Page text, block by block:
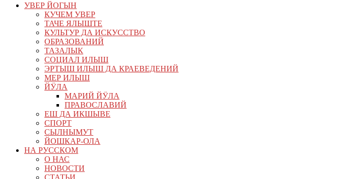
УВЕР ЙОГЫН
КУЧЕМ УВЕР
ТАЧЕ ЯЛЫШТЕ
КУЛЬТУР ДА ИСКУССТВО
ОБРАЗОВАНИЙ
ТАЗАЛЫК
СОЦИАЛ ИЛЫШ
ЭРТЫШ ИЛЫШ ДА КРАЕВЕДЕНИЙ
МЕР ИЛЫШ
ЙӰЛА
МАРИЙ ЙӰЛА
ПРАВОСЛАВИЙ
ЕШ ДА ИКШЫВЕ
СПОРТ
СЫЛНЫМУТ
ЙОШКАР-ОЛА
НА РУССКОМ
О НАС
НОВОСТИ
СТАТЬИ